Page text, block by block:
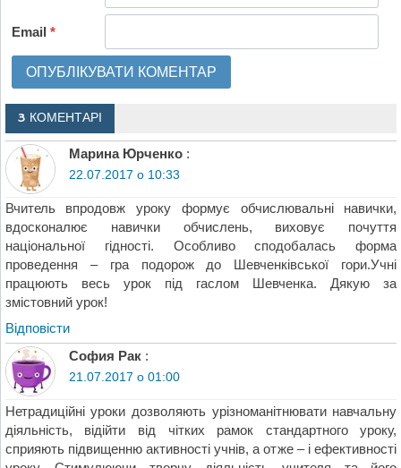
Email*
3 КОМЕНТАРІ
Марина Юрченко :
22.07.2017 о 10:33
Вчитель впродовж уроку формує обчислювальні навички,
вдосконалює навички обчислень, виховує почуття
національної гідності. Особливо сподобалась форма
проведення – гра подорож до Шевченківської гори.Учні
працюють весь урок під гаслом Шевченка. Дякую за
змістовний урок!
Відповіcти
София Рак :
21.07.2017 о 01:00
Нетрадиційні уроки дозволяють урізноманітнювати навчальну
діяльність, відійти від чітких рамок стандартного уроку,
сприяють підвищенню активності учнів, а отже – і ефективності